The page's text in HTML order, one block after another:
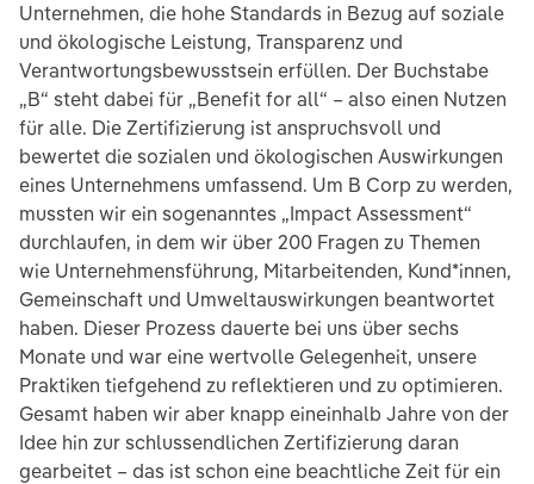
Unternehmen, die hohe Standards in Bezug auf soziale
und ökologische Leistung, Transparenz und
Verantwortungsbewusstsein erfüllen. Der Buchstabe
„B“ steht dabei für „Benefit for all“ – also einen Nutzen
für alle. Die Zertifizierung ist anspruchsvoll und
bewertet die sozialen und ökologischen Auswirkungen
eines Unternehmens umfassend. Um B Corp zu werden,
mussten wir ein sogenanntes „Impact Assessment“
durchlaufen, in dem wir über 200 Fragen zu Themen
wie Unternehmensführung, Mitarbeitenden, Kund*innen,
Gemeinschaft und Umweltauswirkungen beantwortet
haben. Dieser Prozess dauerte bei uns über sechs
Monate und war eine wertvolle Gelegenheit, unsere
Praktiken tiefgehend zu reflektieren und zu optimieren.
Gesamt haben wir aber knapp eineinhalb Jahre von der
Idee hin zur schlussendlichen Zertifizierung daran
gearbeitet – das ist schon eine beachtliche Zeit für ein